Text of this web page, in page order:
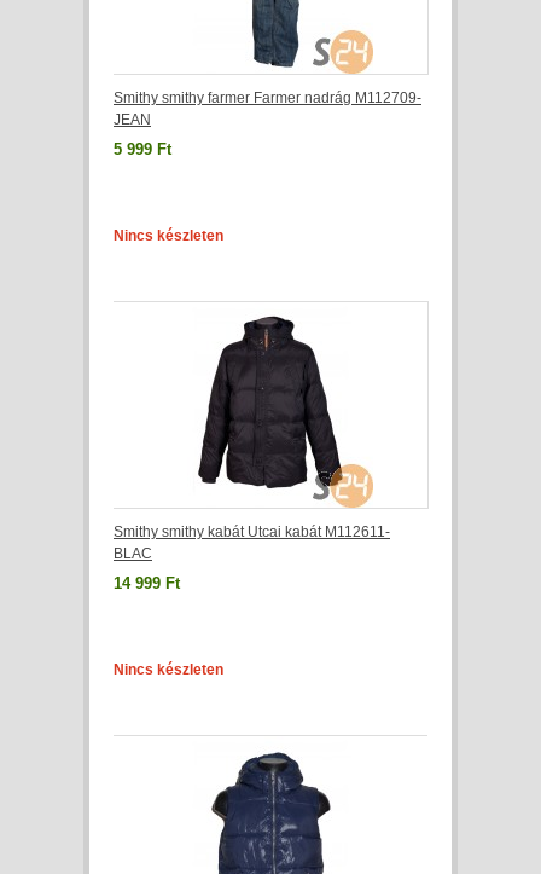
Smithy smithy farmer Farmer nadrág M112709-
JEAN
5 999 Ft
Nincs készleten
Smithy smithy kabát Utcai kabát M112611-
BLAC
14 999 Ft
Nincs készleten